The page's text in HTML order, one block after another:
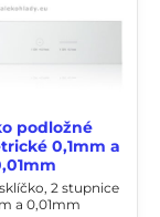
podložné
0,1mm a
2 stupnice
a 0,01mm